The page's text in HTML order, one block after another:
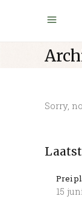
Sorry,
Prei
15